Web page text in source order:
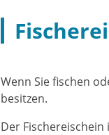
Wenn Sie fischen
besitzen.
Der